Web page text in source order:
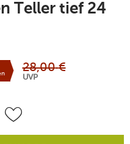
Teller tief 24
28,00 €
UVP